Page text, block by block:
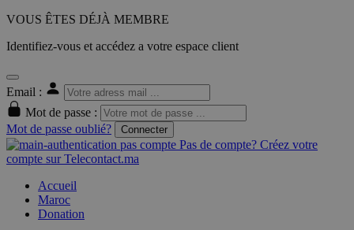
VOUS ÊTES DÉJÀ MEMBRE
Identifiez-vous et accédez a votre espace client
Email :
Mot de passe :
Mot de passe oublié?
Connecter
Pas de compte? Créez votre
compte sur Telecontact.ma
Accueil
Maroc
Donation